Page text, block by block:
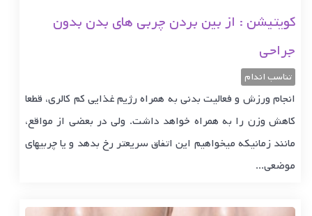
کویتیشن : از بین بردن چربی های بدن بدون
جراحی
تناسب اندام
انجام ورزش و فعالیت بدنی به همراه رژیم غذایی کم کالری، قطعا
کاهش وزن را به همراه خواهد داشت. ولی در بعضی از مواقع،
مانند زمانیکه میخواهیم این اتفاق سریعتر رخ بدهد و یا چربیهای
موضعی...